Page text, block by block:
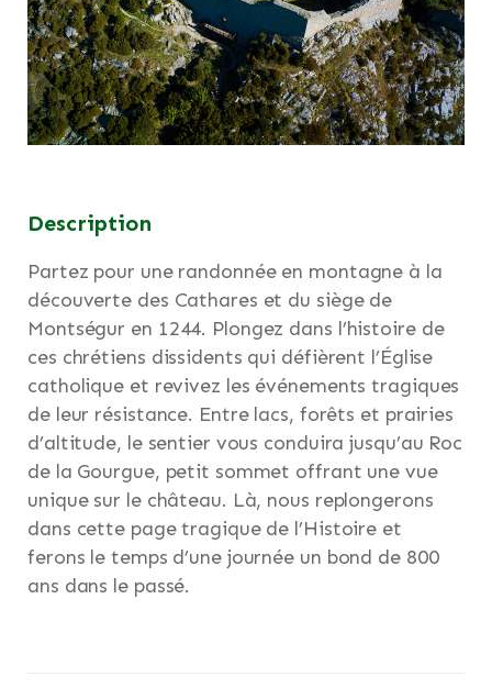
Description
Partez pour une randonnée en montagne à la
découverte des Cathares et du siège de
Montségur en 1244. Plongez dans l’histoire de
ces chrétiens dissidents qui défièrent l’Église
catholique et revivez les événements tragiques
de leur résistance. Entre lacs, forêts et prairies
d’altitude, le sentier vous conduira jusqu’au Roc
de la Gourgue, petit sommet offrant une vue
unique sur le château. Là, nous replongerons
dans cette page tragique de l’Histoire et
ferons le temps d’une journée un bond de 800
ans dans le passé.